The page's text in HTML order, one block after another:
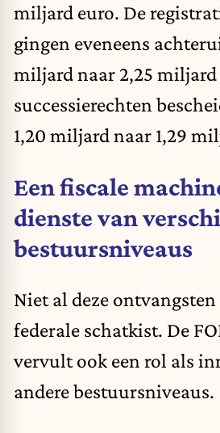
miljard euro. De
gingen eveneens
miljard naar 2,25
successierechten
1,20 miljard naar 1,29
Een fiscale
dienste van
bestuursniveaus
Niet al deze
federale schatkist. De
vervult ook een rol als
andere bestuursniveaus.